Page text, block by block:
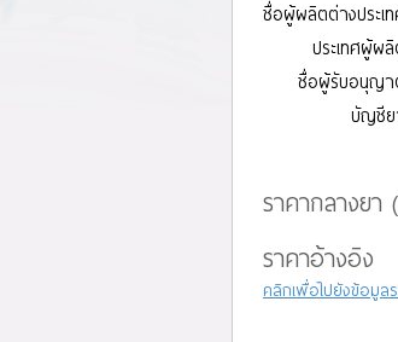
ชื่อผู้ผลิตต่างประเ
ประเทศผู้ผ
ชื่อผู้รับอนุญ
บัญชี
ราคากลางยา
ราคาอ้างอิง
คลิกเพื่อไปยังข้อมูล